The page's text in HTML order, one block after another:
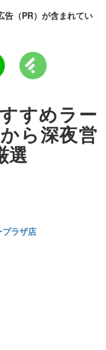
告（PR）が含まれてい
すめラー
ら深夜営
選
ラザ店